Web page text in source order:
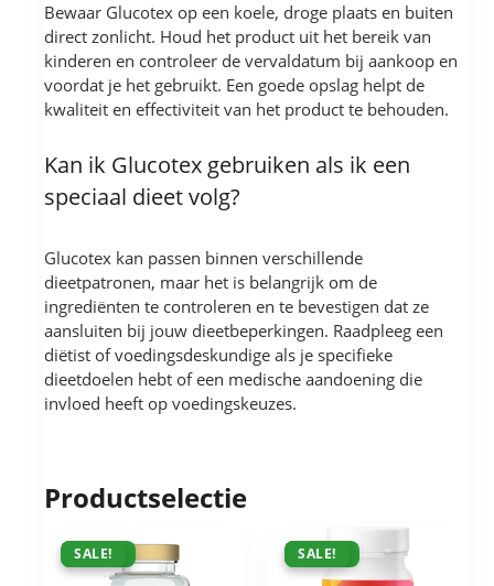
Bewaar Glucotex op een koele, droge plaats en buiten
direct zonlicht. Houd het product uit het bereik van
kinderen en controleer de vervaldatum bij aankoop en
voordat je het gebruikt. Een goede opslag helpt de
kwaliteit en effectiviteit van het product te behouden.
Kan ik Glucotex gebruiken als ik een
speciaal dieet volg?
Glucotex kan passen binnen verschillende
dieetpatronen, maar het is belangrijk om de
ingrediënten te controleren en te bevestigen dat ze
aansluiten bij jouw dieetbeperkingen. Raadpleeg een
diëtist of voedingsdeskundige als je specifieke
dieetdoelen hebt of een medische aandoening die
invloed heeft op voedingskeuzes.
Productselectie
ACTIE !
SALE! ACTIE !
SALE!